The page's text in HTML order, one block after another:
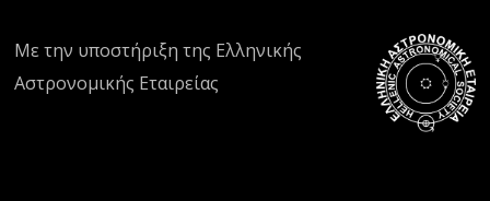
Με την υποστήριξη της Ελληνικής
Αστρονομικής Εταιρείας